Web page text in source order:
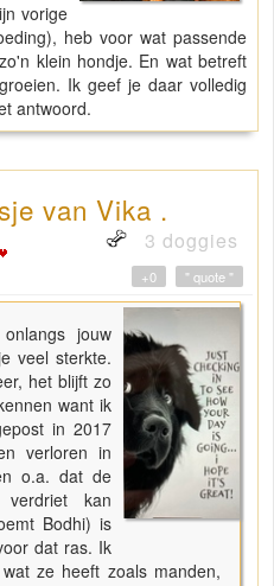
vorige
heb voor wat passende
klein hondje. En wat betreft
Ik geef je daar volledig
antwoord.
van Vika .
3 doggies
" quote "
+0
jouw
veel sterkte.
het blijft zo
want ik
in 2017
verloren in
o.a. dat de
kan
Bodhi) is
dat ras. Ik
ze heeft zoals manden,